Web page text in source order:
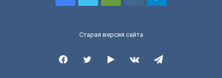
Старая версия сайта
FacebookTwitterGoogle vk.comTelegram